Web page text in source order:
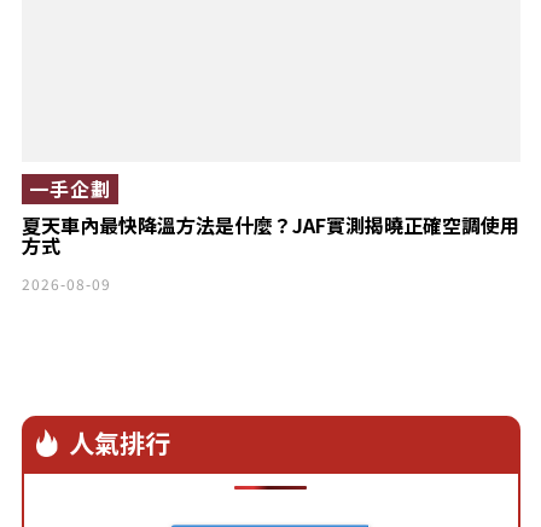
夏天車內最快降溫方法是什麼？JAF實測揭曉正確空調使用
方式
一手企劃
2026-08-09
人氣排行